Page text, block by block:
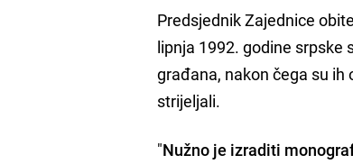
Predsjednik Zajednice
lipnja 1992. godine srpske
građana, nakon čega su ih
strijeljali.
"Nužno je izraditi